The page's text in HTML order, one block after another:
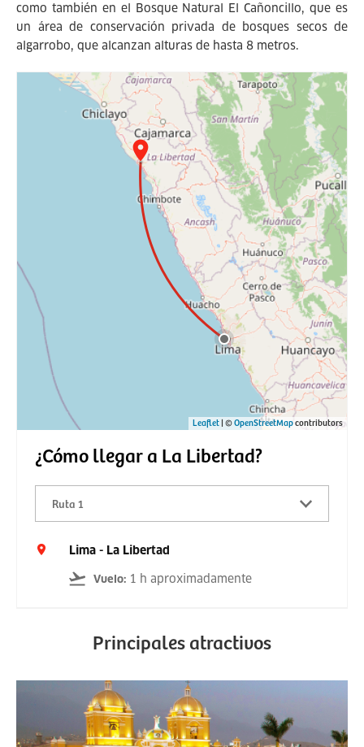
como también en el Bosque Natural El Cañoncillo, que es
un área de conservación privada de bosques secos de
algarrobo, que alcanzan alturas de hasta 8 metros.
Leaflet | ©OpenStreetMapcontributors
¿Cómo llegar a La Libertad?
Ruta 1
Lima - La Libertad
Vuelo: 1 h aproximadamente
Principales atractivos